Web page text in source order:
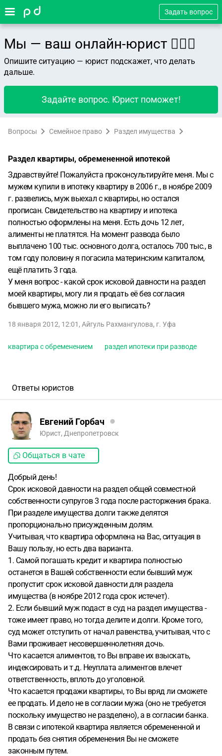
Задать вопрос
Мы — ваш онлайн-юрист 👨🏻‍⚖️
Опишите ситуацию — юрист подскажет, что делать
дальше.
Задайте вопрос. Юрист поможет!
Вопросы Семейное право Раздел имущества
Раздел квартиры, обремененной ипотекой
Здравствуйте! Пожалуйста проконсультируйте меня. Мы с
мужем купили в ипотеку квартиру в 2006 г., в ноябре 2009
г. развелись, муж выехал с квартиры, но остался
прописан. Свидетельство на квартиру и ипотека
полностью оформлены на меня. Есть дочь 12 лет,
алименты не платятся. На момент развода было
выплачено 100 тыс. основного долга, осталось 700 тыс., в
том году половину я погасила материнским капиталом,
ещё платить 3 года.
У меня вопрос - какой срок исковой давности на раздел
моей квартиры, могу ли я продать её без согласия
бывшего мужа, можно ли его выписать?
18 января 2012, 12:01 , Айгуль Рахмангулова, г. Уфа
квартира с обременением раздел ипотеки при разводе
Ответы юристов
Евгений Горбач
Юрист, Днепропетровск
Общаться в чате
Добрый день!
Срок исковой давности на раздел общей совместной
собственности супругов 3 года после расторжения брака.
При разделе имущества долги также делятся
пропорционально присужденным долям.
Учитывая, что квартира оформлена на Вас, ситуация в
Вашу пользу, но есть два варианта.
1. Самой погашать кредит и квартира полностью
останется в Вашей собственности если бывший муж
пропустит срок исковой давности для раздела
имущества (в ноябре 2012 года срок истечет).
2. Если бывший муж подаст в суд на раздел имущества -
тоже имеет право, но тогда делите и долги. Кроме того,
суд может отступить от начал равенства, учитывая, что с
Вами проживает несовершеннолетняя дочь.
Что касается алиментов, то Вы вправе их взыскать,
индексировать и т.д. Неуплата алиментов влечет
ответственность, вплоть до уголовной.
Что касается продажи квартиры, то Вы вряд ли сможете
ее продать. И дело не в согласии мужа (оно не требуется
поскольку имущество не разделено), а в согласии банка.
В связи с ипотекой квартира является обремененной и
продать без снятия обременения Вы не сможете
законным путем.